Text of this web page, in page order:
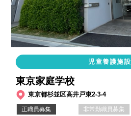
児童養護施設
東京家庭学校
東京都杉並区高井戸東2-3-4
正職員募集 非常勤職員募集